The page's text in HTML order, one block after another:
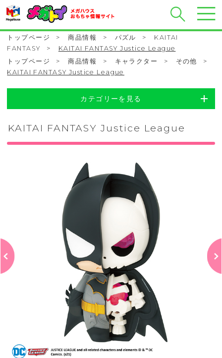
トップページ > 商品情報 > パズル >
KAITAI
FANTASY
>
KAITAI FANTASY Justice League
トップページ
> 商品情報 > キャラクター > その他
>
KAITAI FANTASY Justice League
カテゴリーを見る
KAITAI FANTASY Justice League